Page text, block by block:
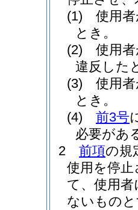
(1)
使用
とき。
(2)
使用
違反した
(3)
使用
とき。
(4)
前3号
必要があ
2
前項の規
使用を停
て、使用
ないもの